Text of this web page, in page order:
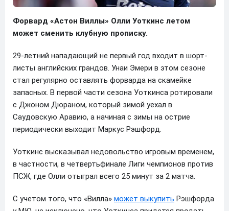
Форвард «Астон Виллы» Олли Уоткинс летом
может сменить клубную прописку.
29-летний нападающий не первый год входит в шорт-
листы английских грандов. Унаи Эмери в этом сезоне
стал регулярно оставлять форварда на скамейке
запасных. В первой части сезона Уоткинса ротировали
с Джоном Дюраном, который зимой уехал в
Саудовскую Аравию, а начиная с зимы на острие
периодически выходит Маркус Рэшфорд.
Уоткинс высказывал недовольство игровым временем,
в частности, в четвертьфинале Лиги чемпионов против
ПСЖ, где Олли отыграл всего 25 минут за 2 матча.
С учетом того, что «Вилла» может выкупить Рэшфорда